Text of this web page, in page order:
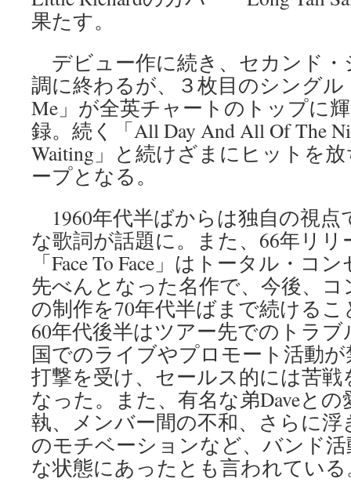
果たす。
デビュー作に続き、セカンド・
調に終わるが、３枚目のシングル
Me」が全英チャートのトップに
録。続く「All Day And All Of The
Waiting」と続けざまにヒットを
ープとなる。
1960年代半ばからは独自の視点
な歌詞が話題に。また、66年リ
「Face To Face」はトータル・コ
先べんとなった名作で、今後、
の制作を70年代半ばまで続ける
60年代後半はツアー先でのトラ
国でのライブやプロモート活動
打撃を受け、セールス的には苦
なった。また、有名な弟Daveと
執、メンバー間の不和、さらに浮
のモチベーションなど、バンド
な状態にあったとも言われている